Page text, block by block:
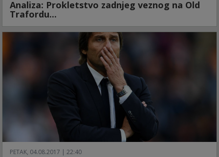
Analiza: Prokletstvo zadnjeg veznog na Old
Trafordu...
PETAK, 04.08.2017 | 22:40